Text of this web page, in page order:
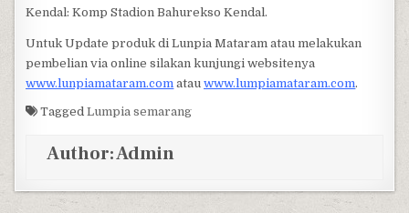
Kendal: Komp Stadion Bahurekso Kendal.
Untuk Update produk di Lunpia Mataram atau melakukan
pembelian via online silakan kunjungi websitenya
www.lunpiamataram.com atauwww.lumpiamataram.com.
TaggedLumpia semarang
Author:Admin